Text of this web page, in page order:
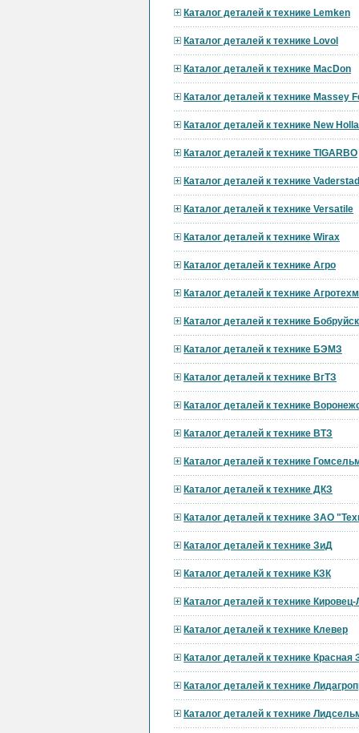
Каталог деталей к технике Lemken
Каталог деталей к технике Lovol
Каталог деталей к технике MacDon
Каталог деталей к технике Massey
Каталог деталей к технике New
Каталог деталей к технике TIGARBO
Каталог деталей к технике Vaderstad
Каталог деталей к технике Versatile
Каталог деталей к технике Wirax
Каталог деталей к технике Агро
Каталог деталей к технике
Каталог деталей к технике
Каталог деталей к технике БЭМЗ
Каталог деталей к технике ВгТЗ
Каталог деталей к технике
Каталог деталей к технике ВТЗ
Каталог деталей к технике
Каталог деталей к технике ДКЗ
Каталог деталей к технике ЗАО
Каталог деталей к технике ЗиД
Каталог деталей к технике КЗК
Каталог деталей к технике
Каталог деталей к технике Клевер
Каталог деталей к технике Красная
Каталог деталей к технике
Каталог деталей к технике